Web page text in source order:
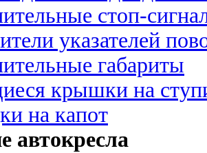
стоп-
указателей
габариты
крышки на
на капот
автокресла